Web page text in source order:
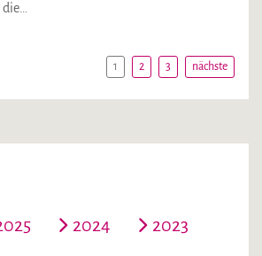
die…
1 2 3 nächste
2024 2023